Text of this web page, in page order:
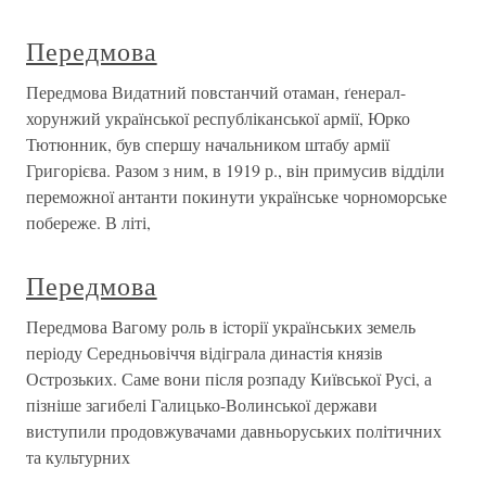
Передмова
Передмова Видатний повстанчий отаман, ґенерал-
хорунжий української республіканської армії, Юрко
Тютюнник, був спершу начальником штабу армії
Григорієва. Разом з ним, в 1919 р., він примусив відділи
переможної антанти покинути українське чорноморське
побереже. В літі,
Передмова
Передмова Вагому роль в історії українських земель
періоду Середньовіччя відіграла династія князів
Острозьких. Саме вони після розпаду Київської Русі, а
пізніше загибелі Галицько-Волинської держави
виступили продовжувачами давньоруських політичних
та культурних